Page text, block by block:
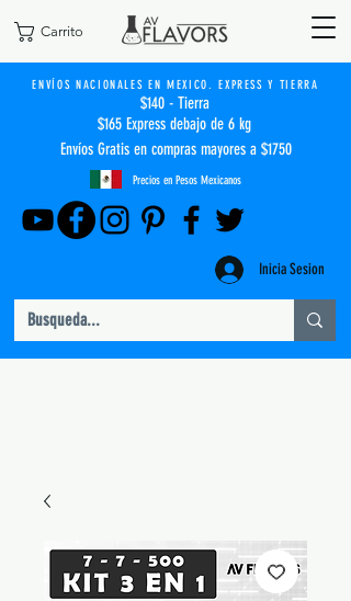
Carrito
ENVÍOS NACIONALES EN MEXICO. EXPRESS Y TIERRA
$140 - Tierra
$165 Express debajo de 6 kg
Envíos Gratis en compras mayores a $1750
Precios en Pesos Mexicanos
Inicia Sesion